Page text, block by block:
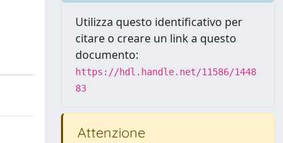
Utilizza questo identificativo per
citare o creare un link a questo
documento:
https://hdl.handle.net/11586/1448
83
Attenzione